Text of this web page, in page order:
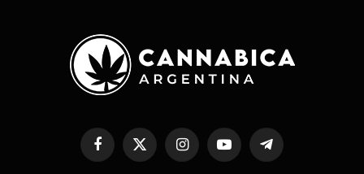
FacebookX
(Twitter)
InstagramYouTubeTelegram